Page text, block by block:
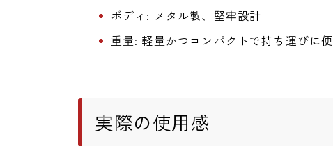
ボディ: メタル製、堅牢設計
重量: 軽量かつコンパクトで持ち運びに
実際の使用感